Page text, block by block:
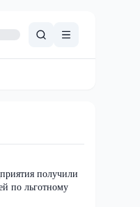
получили
по льготному